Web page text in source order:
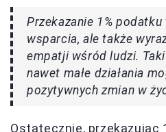
Przekazanie 1%
wsparcia, ale także
empatji wśród ludzi.
nawet małe działania
pozytywnych zmian w
Ostatecznie, przekazując